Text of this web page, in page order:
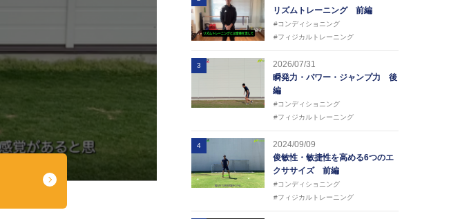
リズムトレーニング 前編
#コンディショニング
#フィジカルトレーニング
3
2026/07/31
瞬発力・パワー・ジャンプ力 後
編
#コンディショニング
#フィジカルトレーニング
4
2024/09/09
俊敏性・敏捷性を高める6つのエ
クササイズ 前編
#コンディショニング
#フィジカルトレーニング